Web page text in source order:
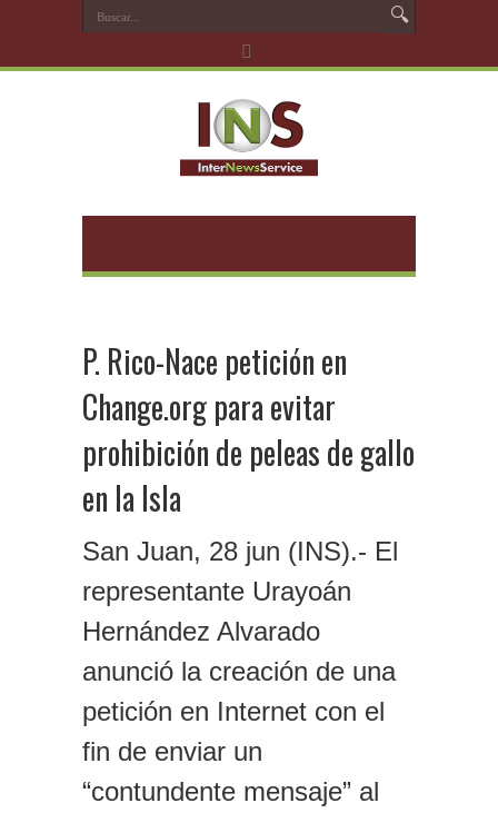
P. Rico-Nace petición en
Change.org para evitar
prohibición de peleas de gallo
en la Isla
San Juan, 28 jun (INS).- El
representante Urayoán
Hernández Alvarado
anunció la creación de una
petición en Internet con el
fin de enviar un
“contundente mensaje” al